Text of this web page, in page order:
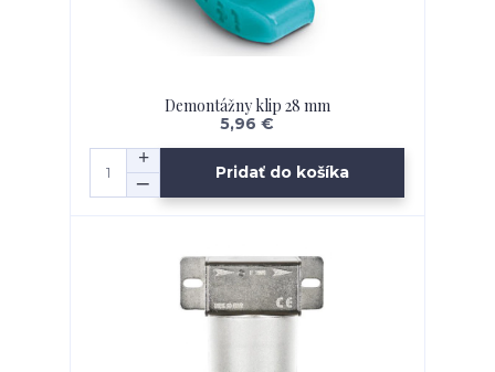
Demontážny klip 28 mm
5,96 €
Pridať do košíka